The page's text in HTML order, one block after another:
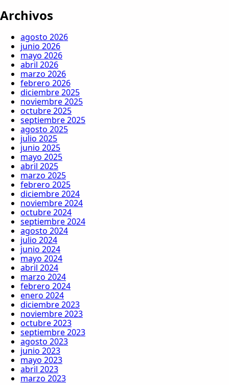
Archivos
agosto 2026
junio 2026
mayo 2026
abril 2026
marzo 2026
febrero 2026
diciembre 2025
noviembre 2025
octubre 2025
septiembre 2025
agosto 2025
julio 2025
junio 2025
mayo 2025
abril 2025
marzo 2025
febrero 2025
diciembre 2024
noviembre 2024
octubre 2024
septiembre 2024
agosto 2024
julio 2024
junio 2024
mayo 2024
abril 2024
marzo 2024
febrero 2024
enero 2024
diciembre 2023
noviembre 2023
octubre 2023
septiembre 2023
agosto 2023
junio 2023
mayo 2023
abril 2023
marzo 2023